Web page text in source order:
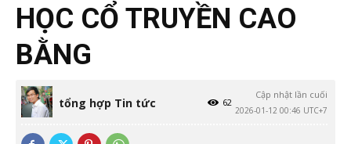
HỌC CỔ TRUYỀN CAO
BẰNG
tổng hợp Tin tức
Cập nhật lần cuối
2026-01-12 00:46 UTC+7
62